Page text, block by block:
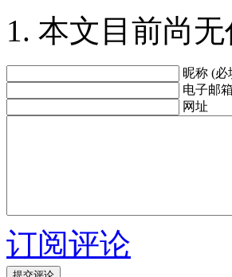
本文目前尚
昵称 (必
电子邮
网址
订阅评论